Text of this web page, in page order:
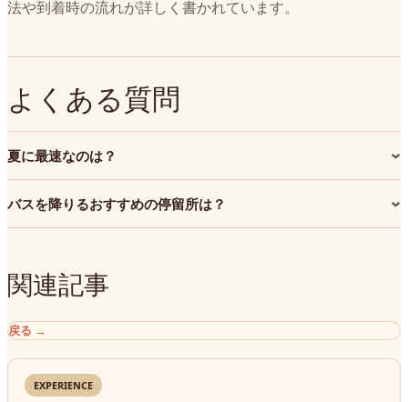
法や到着時の流れが詳しく書かれています。
よくある質問
夏に最速なのは？
バスを降りるおすすめの停留所は？
関連記事
戻る →
EXPERIENCE